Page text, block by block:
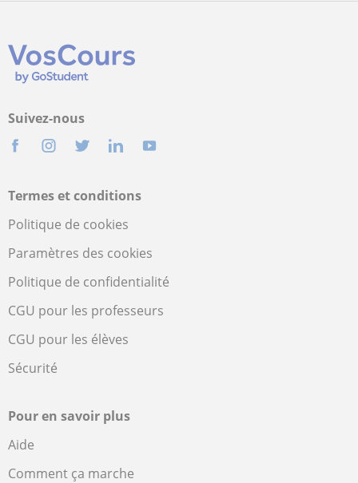
Suivez-nous
Termes et conditions
Politique de cookies
Paramètres des cookies
Politique de confidentialité
CGU pour les professeurs
CGU pour les élèves
Sécurité
Pour en savoir plus
Aide
Comment ça marche